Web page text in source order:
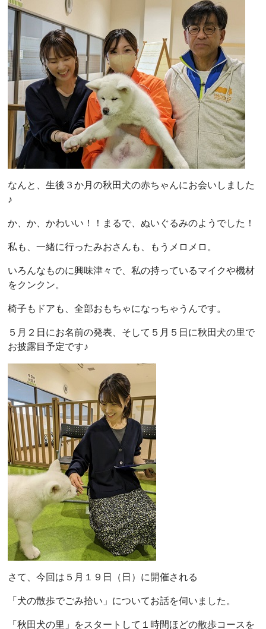
なんと、生後３か月の秋田犬の赤ちゃんにお会いしました
♪
か、か、かわいい！！まるで、ぬいぐるみのようでした！
私も、一緒に行ったみおさんも、もうメロメロ。
いろんなものに興味津々で、私の持っているマイクや機材
をクンクン。
椅子もドアも、全部おもちゃになっちゃうんです。
５月２日にお名前の発表、そして５月５日に秋田犬の里で
お披露目予定です♪
さて、今回は５月１９日（日）に開催される
「犬の散歩でごみ拾い」についてお話を伺いました。
「秋田犬の里」をスタートして１時間ほどの散歩コースを